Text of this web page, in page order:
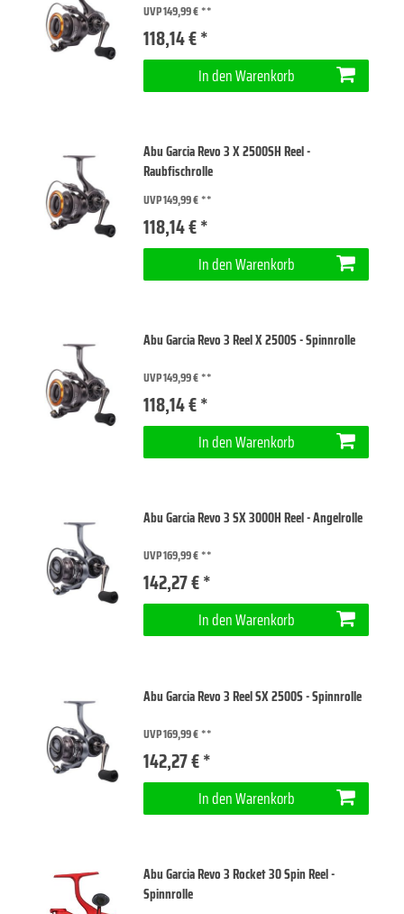
UVP 149,99 €
118,14 € *
In den Warenkorb
Abu Garcia Revo 3 X 2500SH Reel -
Raubfischrolle
UVP 149,99 €
118,14 € *
In den Warenkorb
Abu Garcia Revo 3 Reel X 2500S - Spinnrolle
UVP 149,99 €
118,14 € *
In den Warenkorb
Abu Garcia Revo 3 SX 3000H Reel - Angelrolle
UVP 169,99 €
142,27 € *
In den Warenkorb
Abu Garcia Revo 3 Reel SX 2500S - Spinnrolle
UVP 169,99 €
142,27 € *
In den Warenkorb
Abu Garcia Revo 3 Rocket 30 Spin Reel -
Spinnrolle